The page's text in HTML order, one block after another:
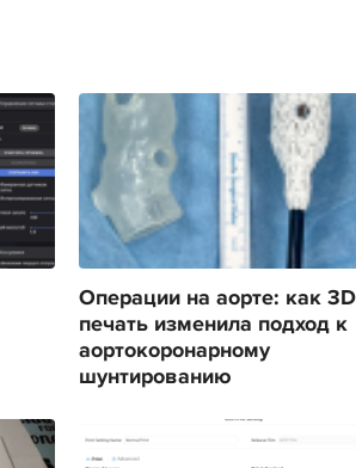
Операции на аорте: как
печать изменила подход к
аортокоронарному
шунтированию